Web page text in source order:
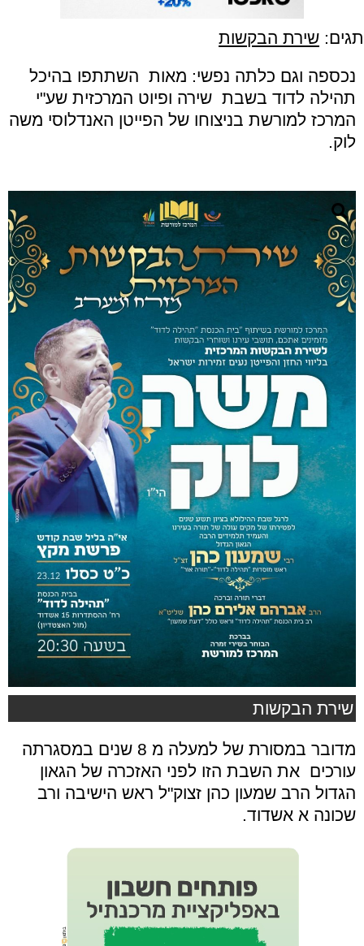
תגים: שירת הבקשות
נכספה וגם כלתה נפשי: מאות השתתפו בהיכל
תהילה לדוד בשבת שירה ופיוט המרכזית שע"י
המרכז למורשת בניצוחו של הפייטן האנדלוסי משה
לוק.
שירת הבקשות
מדובר במסורת של למעלה מ 8 שנים במסגרתה
עורכים את השבת הזו לפני האזכרה של הגאון
הגדול הרב שמעון כהן זצוק"ל ראש הישיבה ורב
שכונה א אשדוד.